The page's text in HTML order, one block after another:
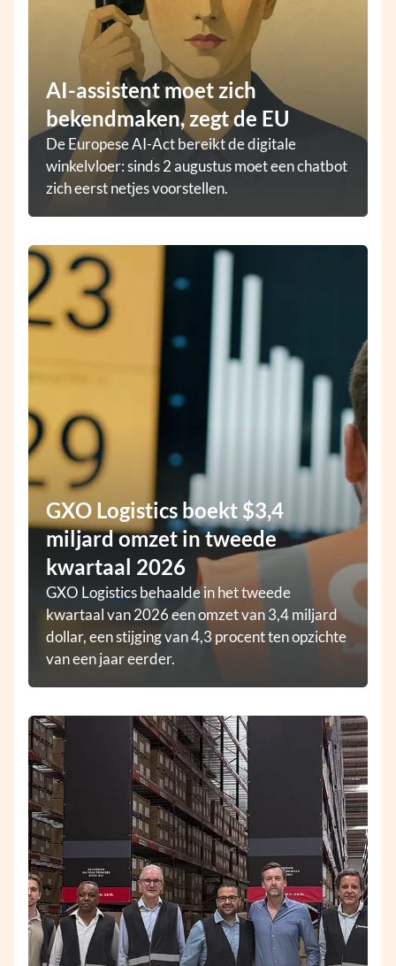
AI-assistent moet zich
bekendmaken, zegt de EU
De Europese AI-Act bereikt de digitale
winkelvloer: sinds 2 augustus moet een chatbot
zich eerst netjes voorstellen.
GXO Logistics boekt $3,4
miljard omzet in tweede
kwartaal 2026
GXO Logistics behaalde in het tweede
kwartaal van 2026 een omzet van 3,4 miljard
dollar, een stijging van 4,3 procent ten opzichte
van een jaar eerder.